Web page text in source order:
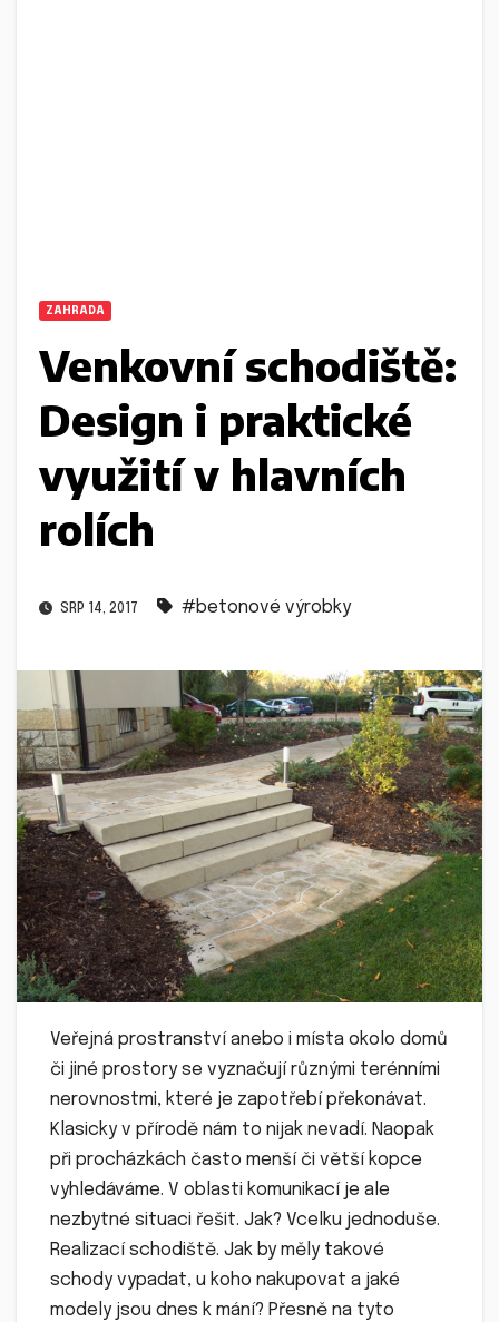
ZAHRADA
Venkovní schodiště:
Design i praktické
využití v hlavních
rolích
SRP 14, 2017 #betonové výrobky
Veřejná prostranství anebo i místa okolo domů
či jiné prostory se vyznačují různými terénními
nerovnostmi, které je zapotřebí překonávat.
Klasicky v přírodě nám to nijak nevadí. Naopak
při procházkách často menší či větší kopce
vyhledáváme. V oblasti komunikací je ale
nezbytné situaci řešit. Jak? Vcelku jednoduše.
Realizací schodiště. Jak by měly takové
schody vypadat, u koho nakupovat a jaké
modely jsou dnes k mání? Přesně na tyto